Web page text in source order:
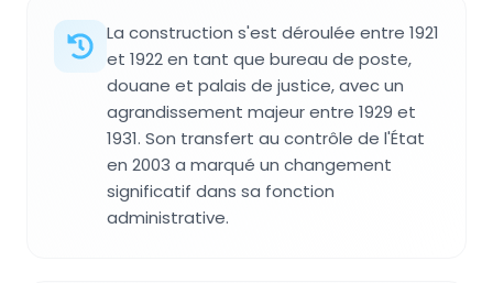
La construction s'est déroulée entre 1921
et 1922 en tant que bureau de poste,
douane et palais de justice, avec un
agrandissement majeur entre 1929 et
1931. Son transfert au contrôle de l'État
en 2003 a marqué un changement
significatif dans sa fonction
administrative.